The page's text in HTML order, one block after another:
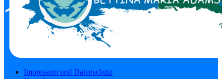
Impressum und Datenschutz